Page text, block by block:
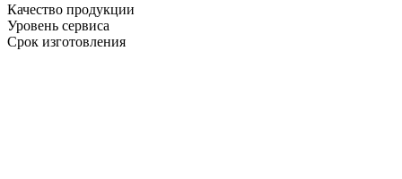
Качество продукции
Уровень сервиса
Срок изготовления